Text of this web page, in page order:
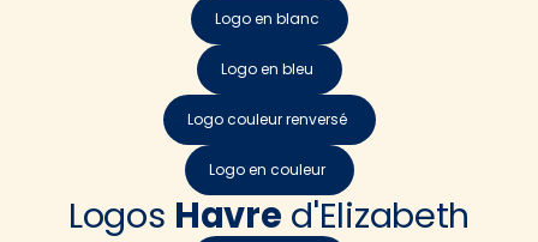
Logo en blanc
Logo en bleu
Logo couleur renversé
Logo en couleur
Logos Havre d'Elizabeth